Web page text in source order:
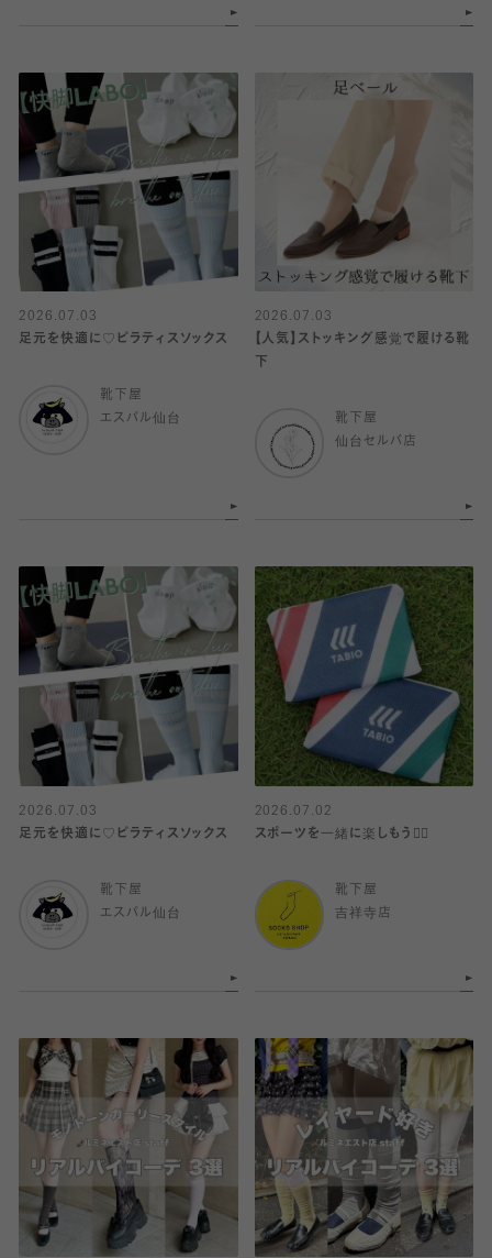
2026.07.03
足元を快適に♡ピラティスソックス
靴下屋
エスパル仙台
2026.07.03
【人気】ストッキング感覚で履ける靴
下
靴下屋
仙台セルバ店
2026.07.03
足元を快適に♡ピラティスソックス
靴下屋
エスパル仙台
2026.07.02
スポーツを一緒に楽しもう🏋️‍♀️
靴下屋
吉祥寺店